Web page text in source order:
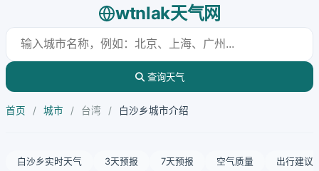
wtnlak天气网
查询天气
首页 / 城市 / 台湾 / 白沙乡城市介绍
白沙乡实时天气 3天预报 7天预报 空气质量 出行建议